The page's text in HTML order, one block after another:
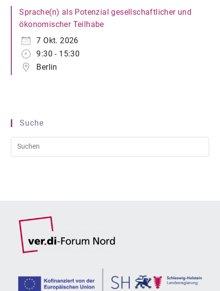
Sprache(n) als Potenzial gesellschaftlicher und
ökonomischer Teilhabe
7 Okt. 2026
9:30 - 15:30
Berlin
Suche